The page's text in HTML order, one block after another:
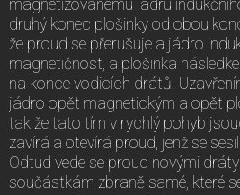
magnetizovanému jádru
druhý konec plošinky od obou
že proud se přerušuje a jádro
magnetičnost, a plošinka
na konce vodicích drátů.
jádro opět magnetickým a opět
tak že tato tím v rychlý pohyb
zavírá a otevírá proud, jenž se
Odtud vede se proud novými
součástkám zbraně samé, které